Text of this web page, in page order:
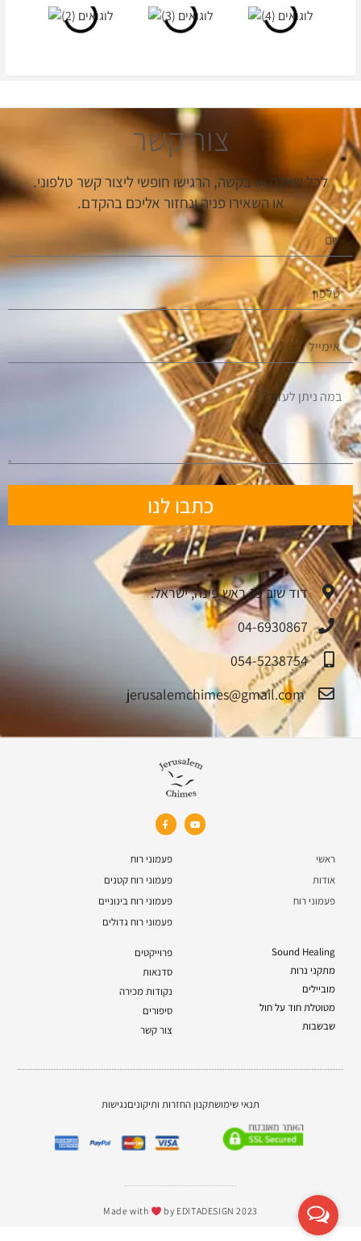
צור קשר
לכל שאלה או בקשה, הרגישו חופשי ליצור קשר טלפוני.
או השאירו פניה ונחזור אליכם בהקדם.
כתבו לנו
דוד שוב 19 ראש פינה, ישראל.
04-6930867
054-5238754
jerusalemchimes@gmail.com‏
ראשי
אודות
פעמוני רוח
פעמוני רוח
פעמוני רוח קטנים
פעמוני רוח בינוניים
פעמוני רוח גדולים
Sound Healing
מתקני נרות
מוביילים
מטוטלת חוד על חול
שבשבות
פרוייקטים
סדנאות
נקודות מכירה
סיפורים
צור קשר
תנאי שימושתקנון החזרות ותיקוניםנגישות
Made with by EDITADESIGN 2023